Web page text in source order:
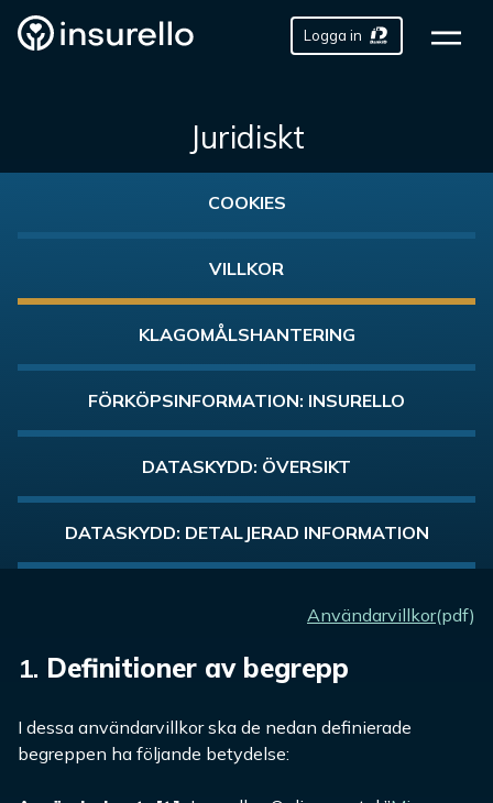
Logga in
Juridiskt
COOKIES
VILLKOR
KLAGOMÅLSHANTERING
FÖRKÖPSINFORMATION: INSURELLO
DATASKYDD: ÖVERSIKT
DATASKYDD: DETALJERAD INFORMATION
Användarvillkor(pdf)
1. Definitioner av begrepp
I dessa användarvillkor ska de nedan definierade
begreppen ha följande betydelse: